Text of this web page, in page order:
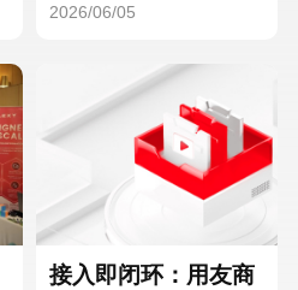
2026/06/05
接入即闭环：用友商